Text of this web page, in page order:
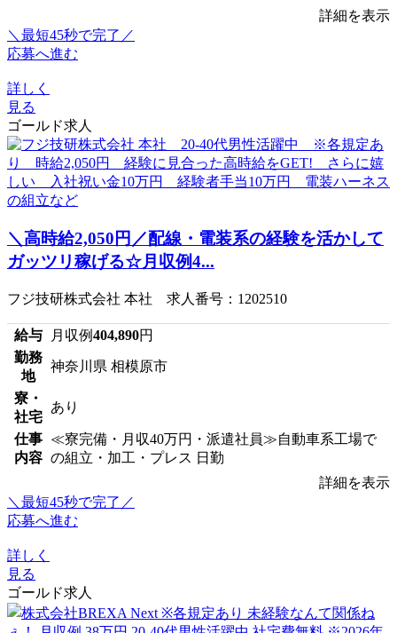
詳細を表示
＼最短45秒で完了／
応募へ進む
詳しく
見る
ゴールド求人
＼高時給2,050円／配線・電装系の経験を活かして
ガッツリ稼げる☆月収例4...
フジ技研株式会社 本社 求人番号：1202510
給与 月収例404,890円
勤務
地
神奈川県 相模原市
寮・
社宅
あり
仕事
内容
≪寮完備・月収40万円・派遣社員≫自動車系工場で
の組立・加工・プレス 日勤
詳細を表示
＼最短45秒で完了／
応募へ進む
詳しく
見る
ゴールド求人